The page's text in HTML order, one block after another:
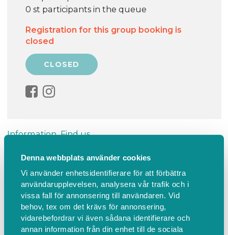
Denna webbplats använder cookies
Vi använder enhetsidentifierare för att förbättra
användarupplevelsen, analysera vår trafik och i
vissa fall för annonsering till användaren. Vid
behov, tex om det krävs för annonsering,
vidarebefordrar vi även sådana identifierare och
annan information från din enhet till de sociala
0 st participants in the queue
Registration for this group booking is
closed
Information Find us
Soulshine Circle
Soulshine Circle (90 min)
✨ Soulshine Circle ✨
En liten och trygg cirkel för dig som längtar efter